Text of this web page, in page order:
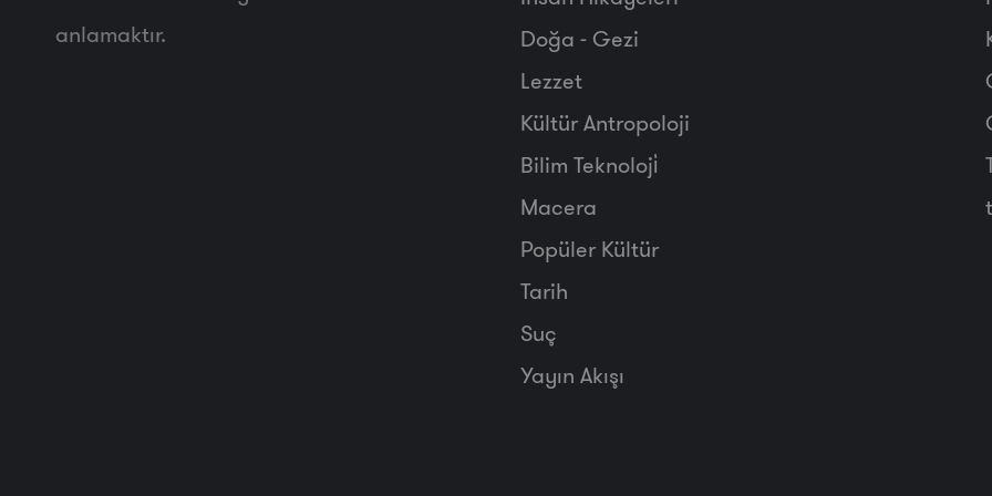
anlamaktır.
Doğa - Gezi
Lezzet
Kültür Antropoloji
Bilim Teknoloji̇
Macera
Popüler Kültür
Tarih
Suç
Yayın Akışı